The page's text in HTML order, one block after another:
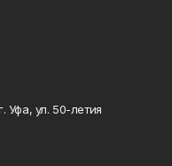
Уфа, ул. 50-летия